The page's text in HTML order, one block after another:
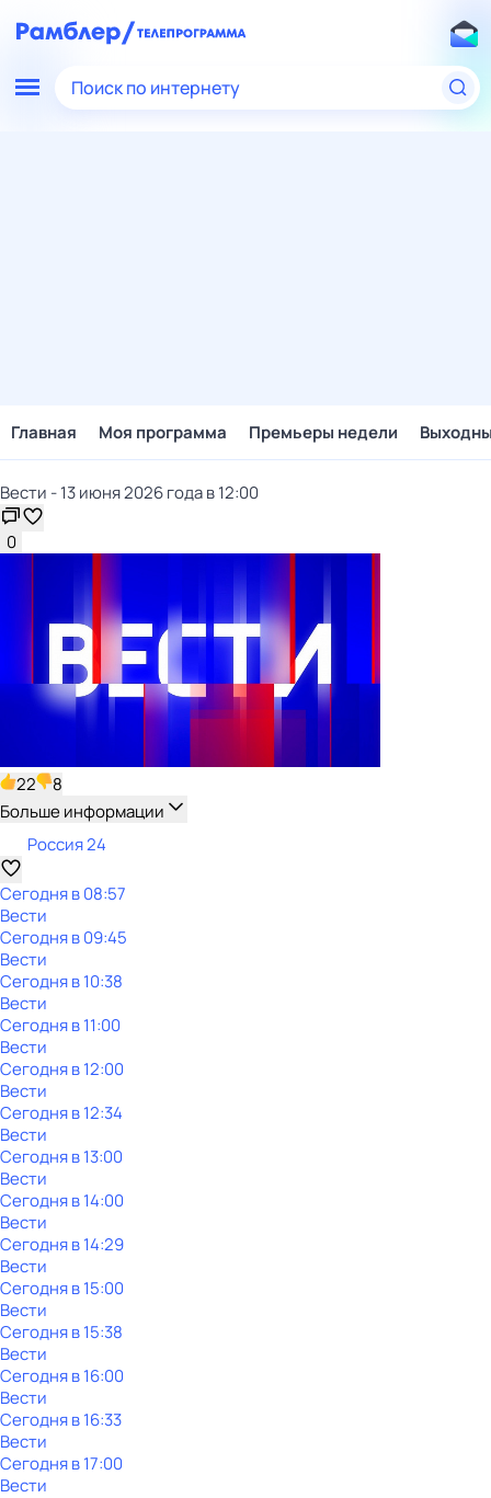
Поиск по интернету
Главная Моя программа Премьеры недели
Вести - 13 июня 2026 года в 12:00
0
22
8
Больше информации
Россия 24
Сегодня в 08:57
Вести
Сегодня в 09:45
Вести
Сегодня в 10:38
Вести
Сегодня в 11:00
Вести
Сегодня в 12:00
Вести
Сегодня в 12:34
Вести
Сегодня в 13:00
Вести
Сегодня в 14:00
Вести
Сегодня в 14:29
Вести
Сегодня в 15:00
Вести
Сегодня в 15:38
Вести
Сегодня в 16:00
Вести
Сегодня в 16:33
Вести
Сегодня в 17:00
Вести